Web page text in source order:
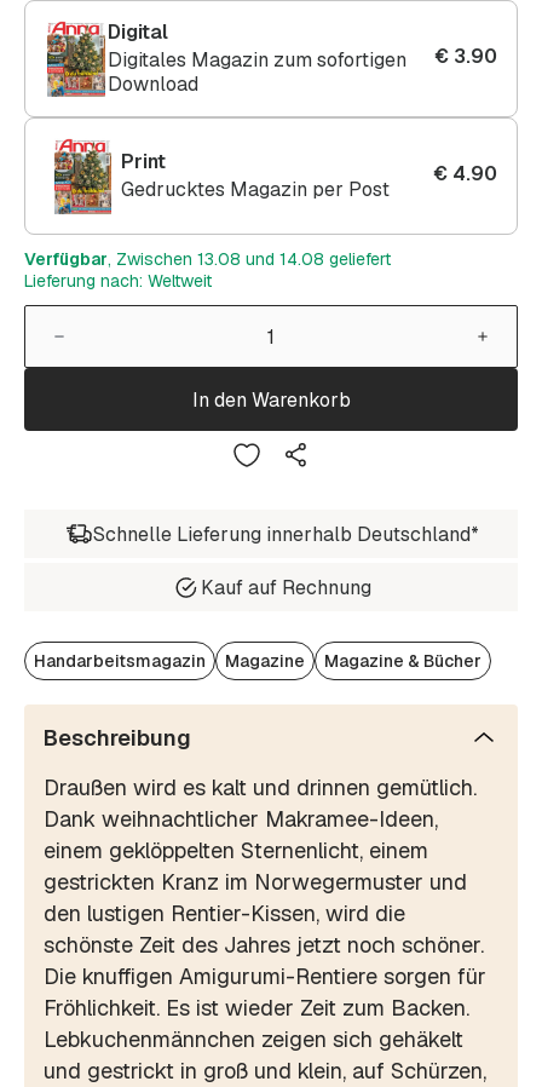
Digital
Digitales Magazin zum sofortigen
Download
€ 3.90
Print
Gedrucktes Magazin per Post
€ 4.90
Verfügbar, Zwischen 13.08 und 14.08 geliefert
Lieferung nach: Weltweit
In den Warenkorb
Schnelle Lieferung innerhalb Deutschland*
Kauf auf Rechnung
Handarbeitsmagazin Magazine Magazine & Bücher
Beschreibung
Draußen wird es kalt und drinnen gemütlich.
Dank weihnachtlicher Makramee-Ideen,
einem geklöppelten Sternenlicht, einem
gestrickten Kranz im Norwegermuster und
den lustigen Rentier-Kissen, wird die
schönste Zeit des Jahres jetzt noch schöner.
Die knuffigen Amigurumi-Rentiere sorgen für
Fröhlichkeit. Es ist wieder Zeit zum Backen.
Lebkuchenmännchen zeigen sich gehäkelt
und gestrickt in groß und klein, auf Schürzen,